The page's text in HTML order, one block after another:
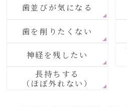
歯並びが気になる
歯を削りたくない
神経を残したい
長持ちする
（ほぼ外れない）